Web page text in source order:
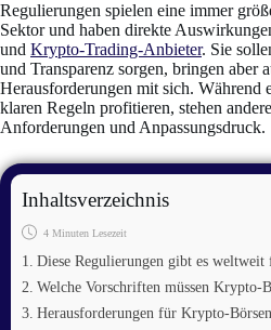
Regulierungen spielen eine immer
Sektor und haben direkte
und Krypto-Trading-Anbieter. Sie
und Transparenz sorgen, bringen aber
Herausforderungen mit sich. Während
klaren Regeln profitieren, stehen
Anforderungen und Anpassungsdruck.
Inhaltsverzeichnis
4 Minuten Lesezeit
Diese Regulierungen gibt es
Welche Vorschriften müssen Krypto-
Herausforderungen für Krypto-